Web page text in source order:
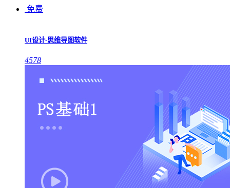
免费
UI设计-思维导图软件
4578